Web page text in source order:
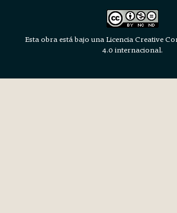
Esta obra está bajo una Licencia Creative
4.0 internacional.